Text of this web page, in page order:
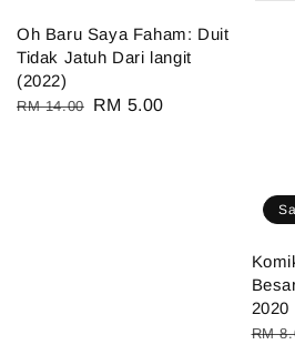
Oh Baru Saya Faham: Duit
Tidak Jatuh Dari langit
(2022)
Regular
RM 14.00
Sale
RM 5.00
2020
RM